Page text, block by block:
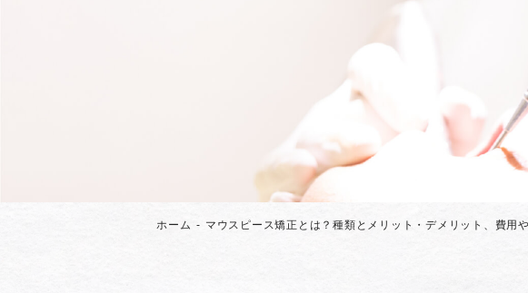
ホーム マウスピース矯正とは？種類とメリット・デメリット、費用